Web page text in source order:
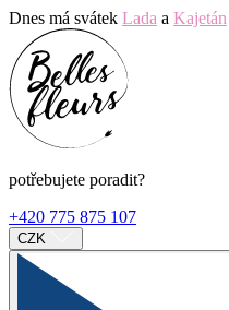
Dnes má svátek Lada a Kajetán
potřebujete poradit?
+420 775 875 107
CZK